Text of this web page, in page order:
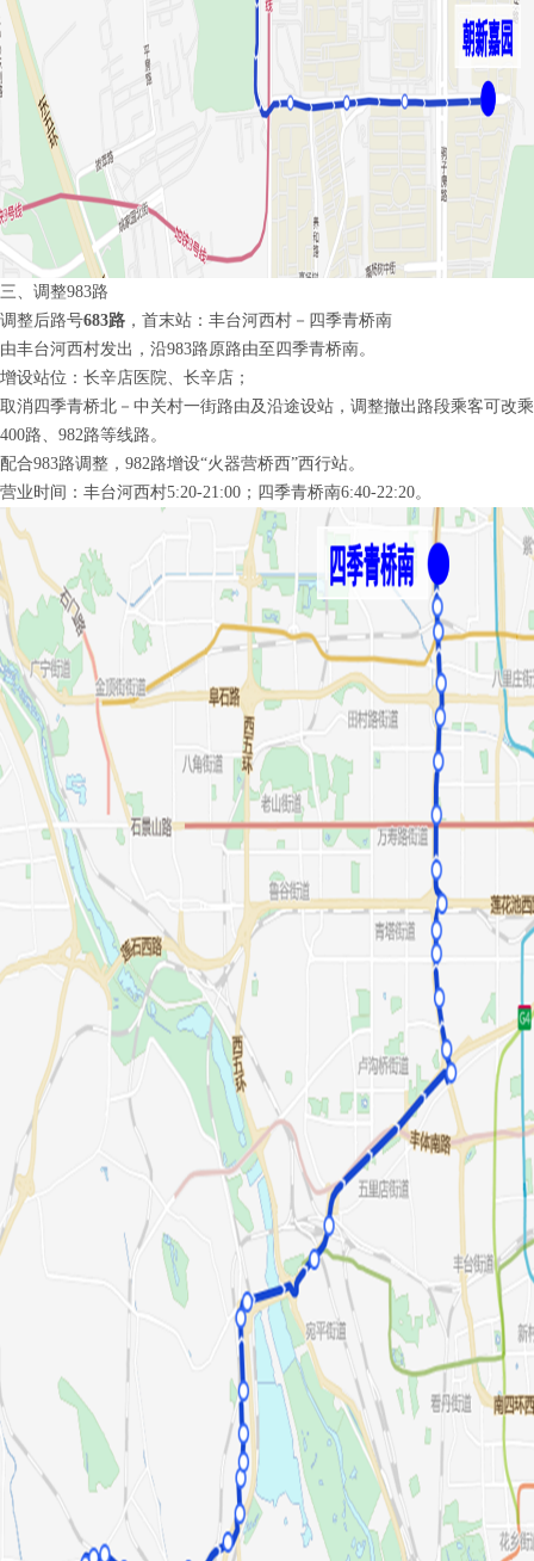
三、调整983路
调整后路号683路 ，首末站：丰台河西村－四季青桥南
由丰台河西村发出，沿983路原路由至四季青桥南。
增设站位：长辛店医院、长辛店；
取消四季青桥北－中关村一街路由及沿途设站，调整撤出路段乘客可改乘
400路、982路等线路。
配合983路调整，982路增设“火器营桥西”西行站。
营业时间：丰台河西村5:20-21:00；四季青桥南6:40-22:20。